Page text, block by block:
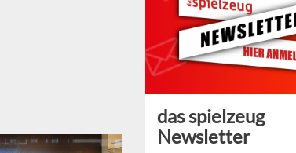
das spielzeug
Newsletter